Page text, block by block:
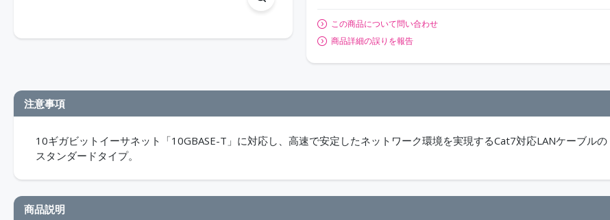
この商品について問い合わせ
商品詳細の誤りを報告
注意事項
10ギガビットイーサネット「10GBASE-T」に対応し、高速で安定したネットワーク環境を実現するCat7対応LANケーブルの
スタンダードタイプ。
商品説明